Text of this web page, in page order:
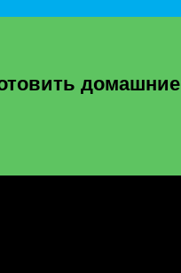
домашние